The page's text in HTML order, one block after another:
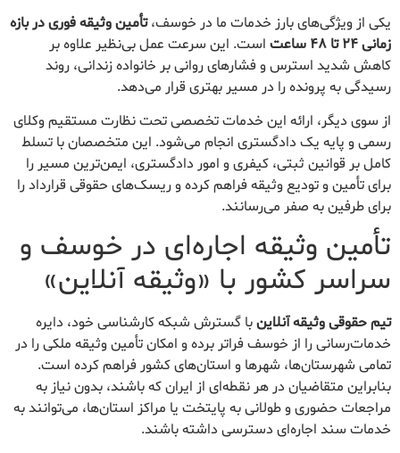
یکی از ویژگی‌های بارز خدمات ما در خوسف،تأمین وثیقه فوری در بازه
زمانی ۲۴ تا ۴۸ ساعت
است. این سرعت عمل بی‌نظیر علاوه بر
کاهش شدید استرس و فشارهای روانی بر خانواده زندانی، روند
رسیدگی به پرونده را در مسیر بهتری قرار می‌دهد.
از سوی دیگر، ارائه این خدمات تخصصی تحت نظارت مستقیم وکلای
رسمی و پایه یک دادگستری انجام می‌شود. این متخصصان با تسلط
کامل بر قوانین ثبتی، کیفری و امور دادگستری، ایمن‌ترین مسیر را
برای تأمین و تودیع وثیقه فراهم کرده و ریسک‌های حقوقی قرارداد را
برای طرفین به صفر می‌رسانند.
تأمین وثیقه اجاره‌ای در خوسف و
سراسر کشور با «وثیقه آنلاین»
تیم حقوقی وثیقه آنلاینبا گسترش شبکه کارشناسی خود، دایره
خدمات‌رسانی را از خوسف فراتر برده و امکان تأمین وثیقه ملکی را در
تمامی شهرستان‌ها، شهرها و استان‌های کشور فراهم کرده است.
بنابراین متقاضیان در هر نقطه‌ای از ایران که باشند، بدون نیاز به
مراجعات حضوری و طولانی به پایتخت یا مراکز استان‌ها، می‌توانند به
خدمات سند اجاره‌ای دسترسی داشته باشند.